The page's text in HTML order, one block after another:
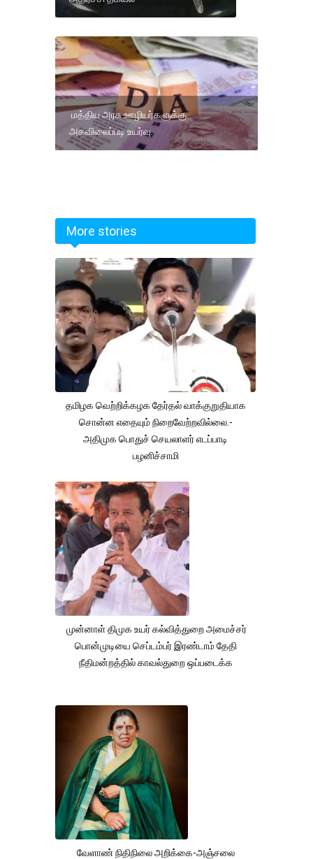
மத்திய அரசு ஊழியர்களுக்கு
அகவிலைப்படி உயர்வு.
More stories
தமிழக வெற்றிக்கழக தேர்தல் வாக்குறுதியாக
சொன்ன எதையும் நிறைவேற்றவில்லை.-
அதிமுக பொதுச் செயலாளர் எடப்பாடி
பழனிச்சாமி
முன்னாள் திமுக உயர் கல்வித்துறை அமைச்சர்
பொன்முடியை செப்டம்பர் இரண்டாம் தேதி
நீதிமன்றத்தில் காவல்துறை ஒப்படைக்க
வேளாண் நிதிநிலை அறிக்கை-அஞ்சலை